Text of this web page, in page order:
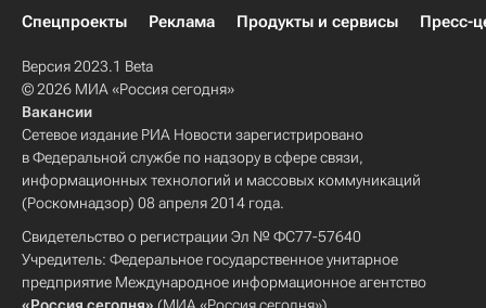
Спецпроекты
Реклама Продукты и сервисы Пресс-
Версия 2023.1 Beta
© 2026 МИА «Россия сегодня»
Вакансии
Сетевое издание РИА Новости зарегистрировано
в Федеральной службе по надзору в сфере связи,
информационных технологий и массовых коммуникаций
(Роскомнадзор) 08 апреля 2014 года.
Свидетельство о регистрации Эл № ФС77-57640
Учредитель: Федеральное государственное унитарное
предприятие Международное информационное агентство